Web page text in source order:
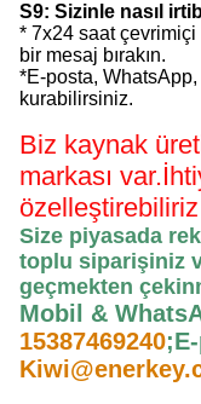
S9: Sizinle nasıl
* 7x24 saat
bir mesaj bırakın.
*E-posta,
kurabilirsiniz.
Biz kaynak
markası var.
Size piyasada
toplu siparişiniz
geçmekten
Mobil &
15387469240;